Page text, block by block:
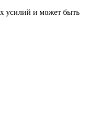
усилий и может быть